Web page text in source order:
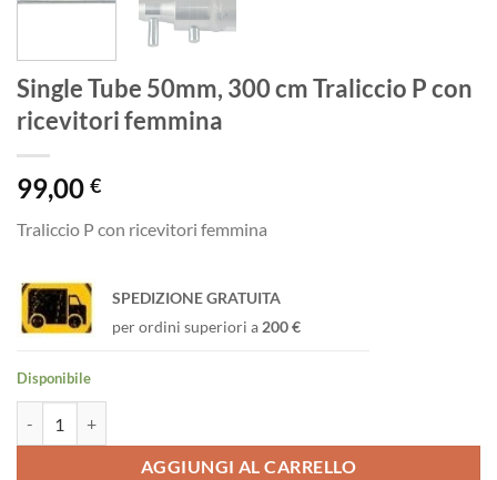
Single Tube 50mm, 300 cm Traliccio P con
ricevitori femmina
99,00 €
Traliccio P con ricevitori femmina
SPEDIZIONE GRATUITA
per ordini superiori a 200 €
Disponibile
AGGIUNGI AL CARRELLO